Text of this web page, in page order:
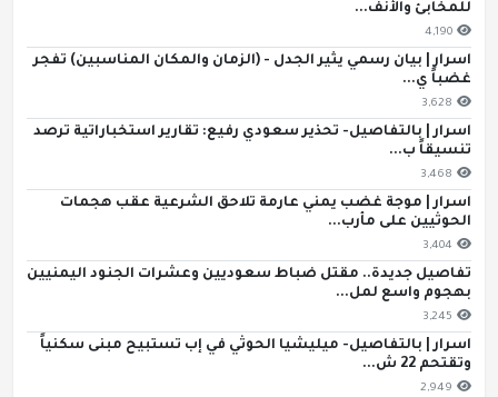
للمخابئ والأنف...
4,190
اسرار | بيان رسمي يثير الجدل - (الزمان والمكان المناسبين) تفجر
غضباً ي...
3,628
اسرار | بالتفاصيل- تحذير سعودي رفيع: تقارير استخباراتية ترصد
تنسيقاً ب...
3,468
اسرار | موجة غضب يمني عارمة تلاحق الشرعية عقب هجمات
الحوثيين على مأرب...
3,404
تفاصيل جديدة.. مقتل ضباط سعوديين وعشرات الجنود اليمنيين
بهجوم واسع لمل...
3,245
اسرار | بالتفاصيل- ميليشيا الحوثي في إب تستبيح مبنى سكنياً
وتقتحم 22 ش...
2,949